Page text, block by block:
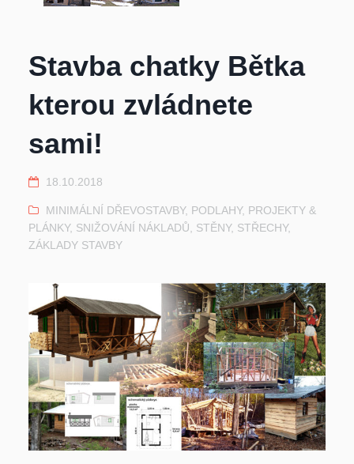
Stavba chatky Bětka
kterou zvládnete
sami!
18.10.2018
MINIMÁLNÍ DŘEVOSTAVBY, PODLAHY, PROJEKTY &
PLÁNKY, SNIŽOVÁNÍ NÁKLADŮ, STĚNY, STŘECHY,
ZÁKLADY STAVBY